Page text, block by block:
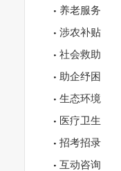
养老服务
涉农补贴
社会救助
助企纾困
生态环境
医疗卫生
招考招录
互动咨询